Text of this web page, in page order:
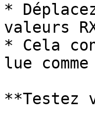
*
valeurs
* Cela
lue
**Testez